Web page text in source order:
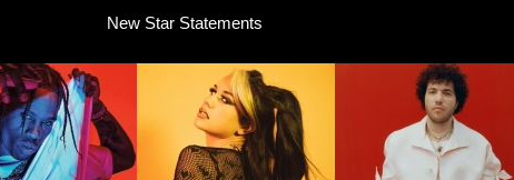
New Star Statements